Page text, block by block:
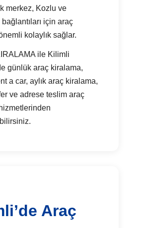
merkez, Kozlu ve
bağlantıları için araç
kolaylık sağlar.
ile Kilimli
günlük araç kiralama,
a car, aylık araç kiralama,
ve adrese teslim araç
Araç